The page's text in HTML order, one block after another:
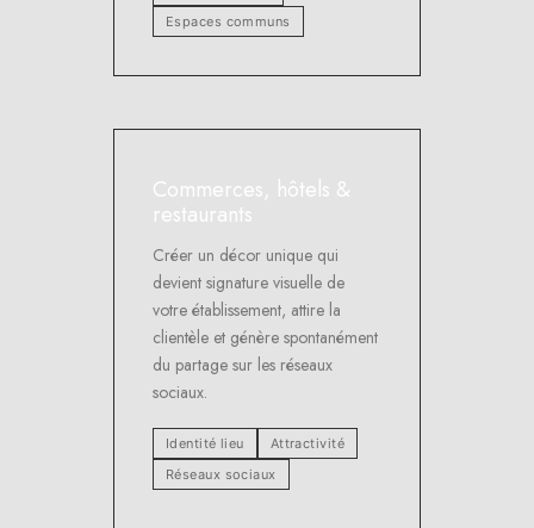
Espaces communs
Commerces, hôtels &
restaurants
Créer un décor unique qui
devient signature visuelle de
votre établissement, attire la
clientèle et génère spontanément
du partage sur les réseaux
sociaux.
Identité lieu
Attractivité
Réseaux sociaux